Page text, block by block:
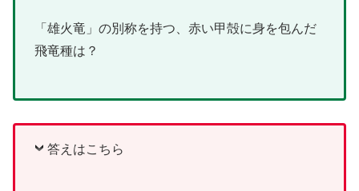
「雄火竜」の別称を持つ、赤い甲殻に身を包んだ
飛竜種は？
答えはこちら